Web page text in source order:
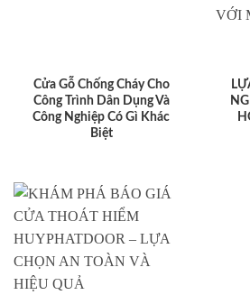
Cửa Gỗ Chống Cháy Cho
Công Trình Dân Dụng Và
Công Nghiệp Có Gì Khác
Biệt